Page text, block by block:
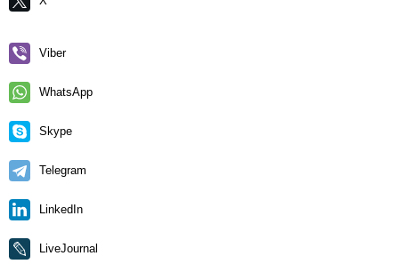
Viber
WhatsApp
Skype
Telegram
LinkedIn
LiveJournal